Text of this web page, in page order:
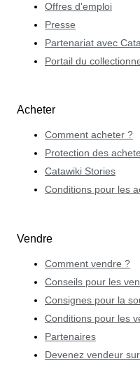
Offres d'emploi
Presse
Partenariat avec
Portail du
Acheter
Comment acheter ?
Protection des
Catawiki Stories
Conditions pour les
Vendre
Comment vendre ?
Conseils pour les
Consignes pour la
Conditions pour les
Partenaires
Devenez vendeur